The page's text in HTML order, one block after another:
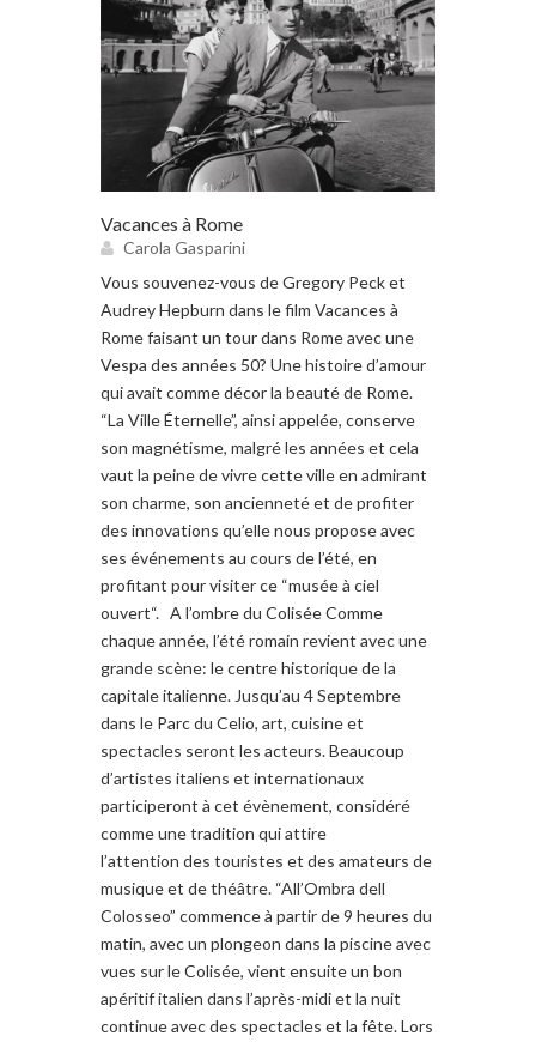
Vacances à Rome
Carola Gasparini
Vous souvenez-vous de Gregory Peck et
Audrey Hepburn dans le film Vacances à
Rome faisant un tour dans Rome avec une
Vespa des années 50? Une histoire d’amour
qui avait comme décor la beauté de Rome.
“La Ville Éternelle”, ainsi appelée, conserve
son magnétisme, malgré les années et cela
vaut la peine de vivre cette ville en admirant
son charme, son ancienneté et de profiter
des innovations qu’elle nous propose avec
ses événements au cours de l’été, en
profitant pour visiter ce “musée à ciel
ouvert“. A l’ombre du Colisée Comme
chaque année, l’été romain revient avec une
grande scène: le centre historique de la
capitale italienne. Jusqu’au 4 Septembre
dans le Parc du Celio, art, cuisine et
spectacles seront les acteurs. Beaucoup
d’artistes italiens et internationaux
participeront à cet évènement, considéré
comme une tradition qui attire
l’attention des touristes et des amateurs de
musique et de théâtre. “All’Ombra dell
Colosseo” commence à partir de 9 heures du
matin, avec un plongeon dans la piscine avec
vues sur le Colisée, vient ensuite un bon
apéritif italien dans l’après-midi et la nuit
continue avec des spectacles et la fête. Lors